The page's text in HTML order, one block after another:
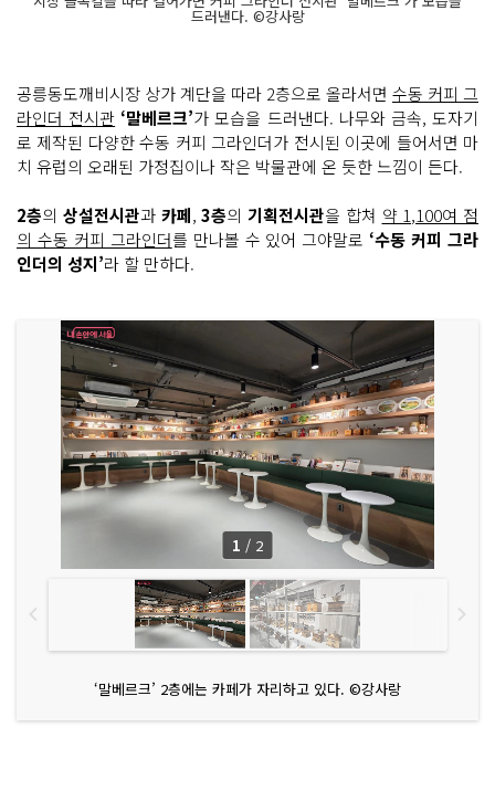
드러낸다. ©강사랑
공릉동도깨비시장 상가 계단을 따라 2층으로 올라서면 수동 커피 그
라인더 전시관 ‘말베르크’가 모습을 드러낸다. 나무와 금속, 도자기
로 제작된 다양한 수동 커피 그라인더가 전시된 이곳에 들어서면 마
치 유럽의 오래된 가정집이나 작은 박물관에 온 듯한 느낌이 든다.
2층의 상설전시관과 카페,3층의 기획전시관을 합쳐 약 1,100여 점
의 수동 커피 그라인더를 만나볼 수 있어 그야말로 ‘수동 커피 그라
인더의 성지’라 할 만하다.
‘말베르크’ 2층에는 카페가 자리하고 있다. ©강사랑
1 / 2